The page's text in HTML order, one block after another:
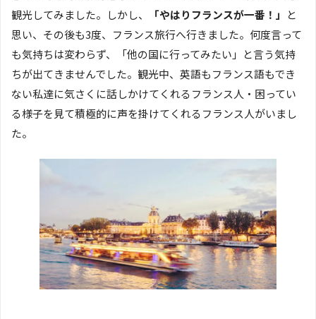
観光してみました。しかし、
「やはりフランスが一番！」
と
思い、その後も3度、フランス旅行へ行きました。何度言って
も気持ちは変わらず、「他の国に行ってみたい」と言う気持
ちが出てきませんでした。観光中、英語もフランス語もでき
ない私達に気さくに話しかけてくれるフランス人・困ってい
る様子を見て積極的に声を掛けてくれるフランス人がいまし
た。